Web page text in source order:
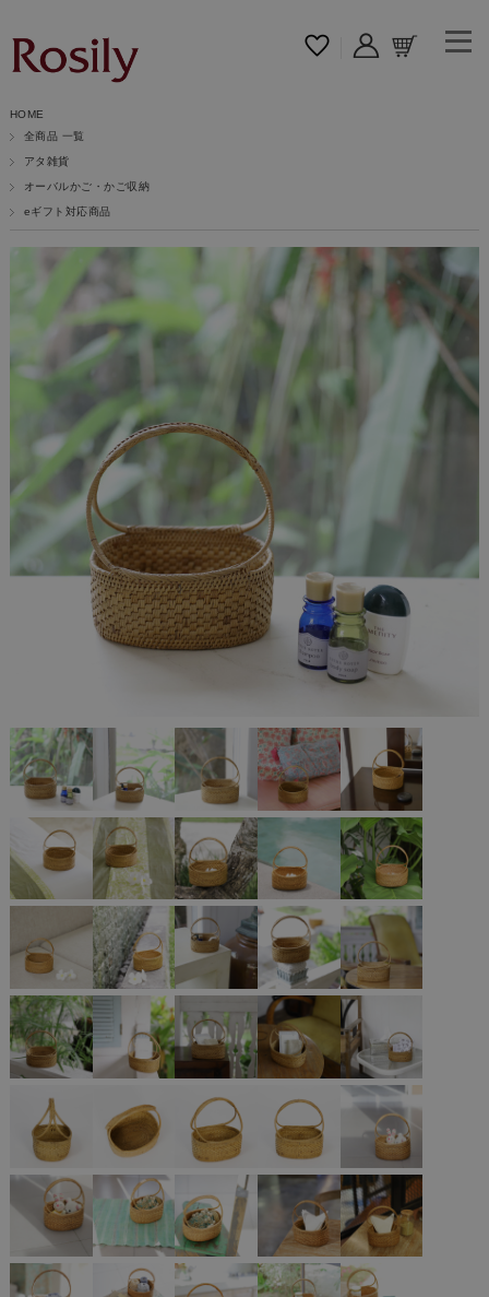
HOME
全商品 一覧
アタ雑貨
オーバルかご・かご収納
eギフト対応商品